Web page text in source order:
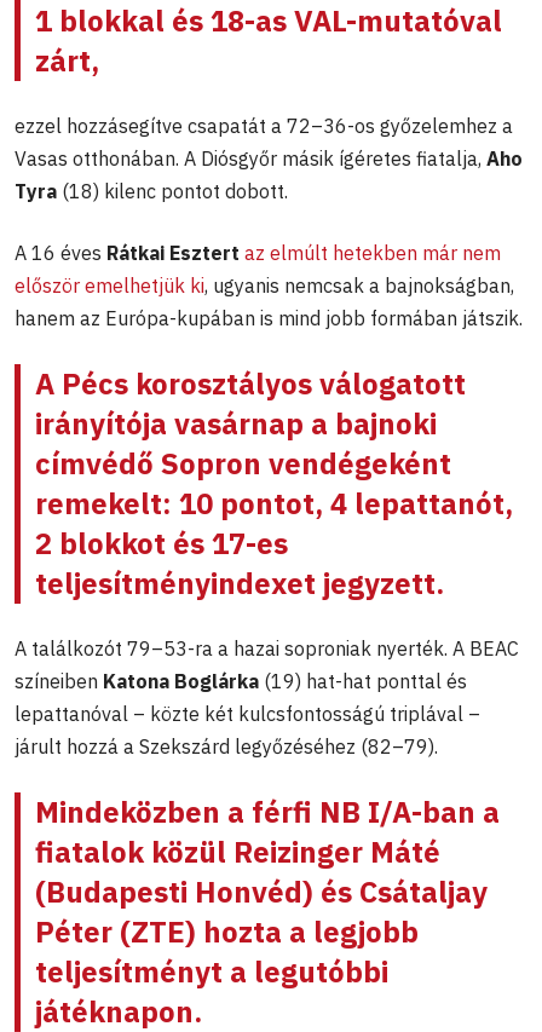
1 blokkal és 18-as VAL-mutatóval
zárt,
ezzel hozzásegítve csapatát a 72–36-os győzelemhez a
Vasas otthonában. A Diósgyőr másik ígéretes fiatalja, Aho
Tyra (18) kilenc pontot dobott.
A 16 éves Rátkai Esztert az elmúlt hetekben már nem
először emelhetjük ki, ugyanis nemcsak a bajnokságban,
hanem az Európa-kupában is mind jobb formában játszik.
A Pécs korosztályos válogatott
irányítója vasárnap a bajnoki
címvédő Sopron vendégeként
remekelt: 10 pontot, 4 lepattanót,
2 blokkot és 17-es
teljesítményindexet jegyzett.
A találkozót 79–53-ra a hazai soproniak nyerték. A BEAC
színeiben Katona Boglárka (19) hat-hat ponttal és
lepattanóval – közte két kulcsfontosságú triplával –
járult hozzá a Szekszárd legyőzéséhez (82–79).
Mindeközben a férfi NB I/A-ban a
fiatalok közül Reizinger Máté
(Budapesti Honvéd) és Csátaljay
Péter (ZTE) hozta a legjobb
teljesítményt a legutóbbi
játéknapon.